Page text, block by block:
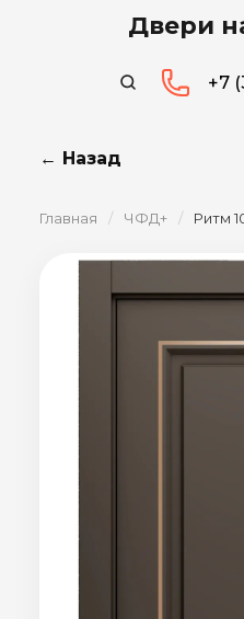
Двери
+7
← Назад
Главная / ЧФД+ / Ритм